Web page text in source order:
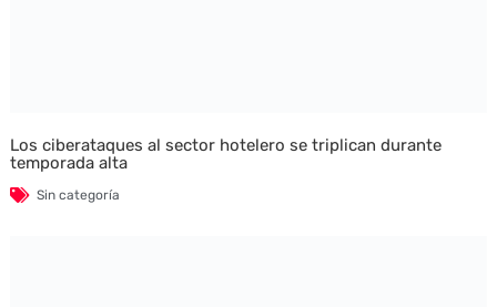
Los ciberataques al sector hotelero se triplican durante
temporada alta
Sin categoría